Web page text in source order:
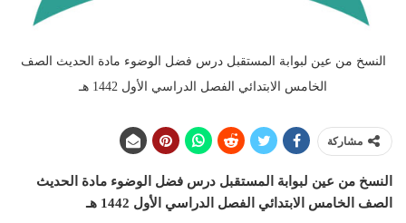
النسخ من عين لبوابة المستقبل درس فضل الوضوء مادة الحديث الصف
الخامس الابتدائي الفصل الدراسي الأول 1442 هـ
مشاركة
النسخ من عين لبوابة المستقبل درس فضل الوضوء مادة الحديث
الصف الخامس الابتدائي الفصل الدراسي الأول 1442 هـ